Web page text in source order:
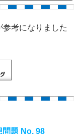
考になりました
題 No. 98